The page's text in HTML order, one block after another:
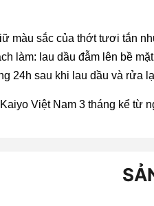
màu sắc của thớt tươi tắn
làm: lau dầu đẫm lên bề
24h sau khi lau dầu và rửa
Việt Nam 3 tháng kể từ